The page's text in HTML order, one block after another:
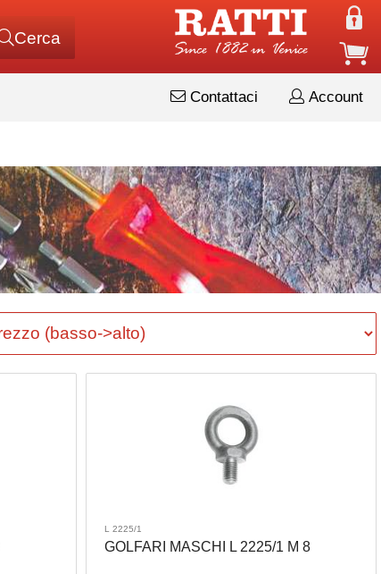
Cerca
Account
Contattaci
L 2225/1
GOLFARI MASCHI L 2225/1 M 8